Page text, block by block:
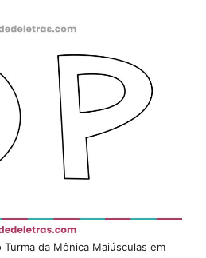
da Mônica Maiúsculas em